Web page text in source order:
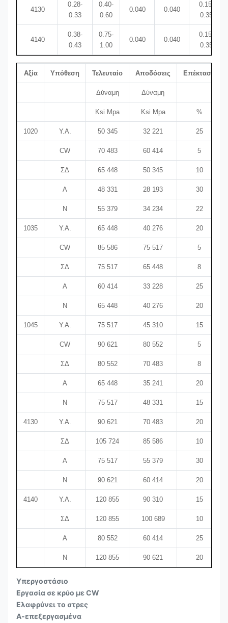
4130
0.28-
0.33
0.40-
0.60
0.040 0.040
0.15-
0.35
4140
0.38-
0.43
0.75-
1.00
0.040 0.040
0.15-
0.35
Αξία Υπόθεση Τελευταίο Αποδόσεις Επέκταση
Δύναμη Δύναμη
Ksi Mpa Ksi Mpa %
1020 Υ.Α. 50 345 32 221 25
CW 70 483 60 414 5
ΣΔ 65 448 50 345 10
Α 48 331 28 193 30
N 55 379 34 234 22
1035 Υ.Α. 65 448 40 276 20
CW 85 586 75 517 5
ΣΔ 75 517 65 448 8
Α 60 414 33 228 25
N 65 448 40 276 20
1045 Υ.Α. 75 517 45 310 15
CW 90 621 80 552 5
ΣΔ 80 552 70 483 8
Α 65 448 35 241 20
N 75 517 48 331 15
4130 Υ.Α. 90 621 70 483 20
ΣΔ 105 724 85 586 10
Α 75 517 55 379 30
N 90 621 60 414 20
4140 Υ.Α. 120 855 90 310 15
ΣΔ 120 855 100 689 10
Α 80 552 60 414 25
N 120 855 90 621 20
Υπεργοστάσιο
Εργασία σε κρύο με CW
Ελαφρύνει το στρες
Α-επεξεργασμένα